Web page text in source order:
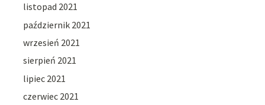
listopad 2021
październik 2021
wrzesień 2021
sierpień 2021
lipiec 2021
czerwiec 2021